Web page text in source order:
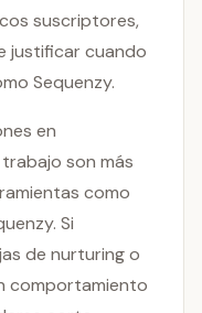
suscriptores,
justificar cuando
Sequenzy.
en
son más
como
Si
de nurturing o
comportamiento